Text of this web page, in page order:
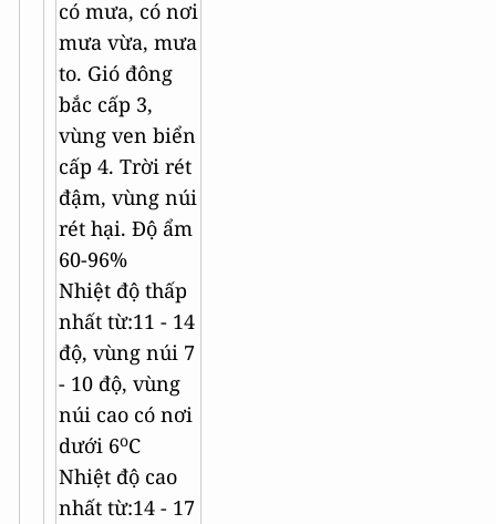
có mưa, có nơi
mưa vừa, mưa
to. Gió đông
bắc cấp 3,
vùng ven biển
cấp 4. Trời rét
đậm, vùng núi
rét hại. Độ ẩm
60-96%
Nhiệt độ thấp
nhất từ:11 - 14
độ, vùng núi 7
- 10 độ, vùng
núi cao có nơi
dưới 6oC
Nhiệt độ cao
nhất từ:14 - 17